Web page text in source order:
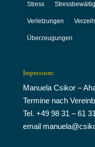
Stress
Verletzungen
Überzeugungen
Impressum:
Manuela Csikor –
Termine nach
Tel. +49 98 31 – 61
email